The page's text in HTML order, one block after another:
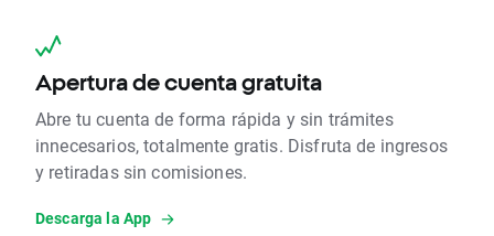
Apertura de cuenta gratuita
Abre tu cuenta de forma rápida y sin trámites
innecesarios, totalmente gratis. Disfruta de ingresos
y retiradas sin comisiones.
Descarga la App